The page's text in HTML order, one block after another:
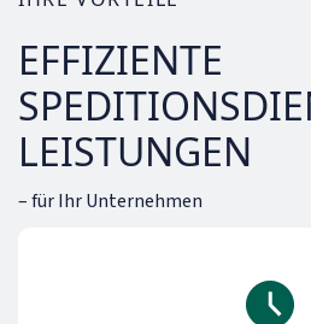
EFFIZIENTE
LEISTUNGEN
– für Ihr Unternehmen